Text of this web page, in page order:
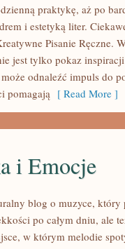
praktykę, aż po
i estetyką liter.
Pisanie Ręczne.
jest tylko pokaz
odnaleźć impuls do
pomagają [ Read More ]
i Emocje
blog o muzyce, który
po całym dniu, ale
w którym melodie